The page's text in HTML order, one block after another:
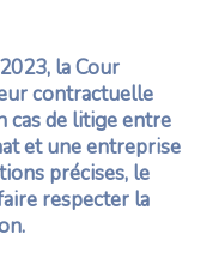
la Cour
contractuelle
cas de litige entre
et une entreprise
précises, le
respecter la